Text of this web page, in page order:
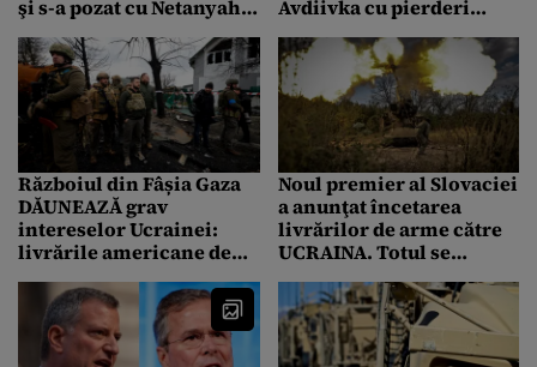
şi s-a pozat cu Netanyahu
LĂUDAT”
Avdiivka cu pierderi
distruse în două luni
Războiul din Fâșia Gaza
DĂUNEAZĂ grav
intereselor Ucrainei:
livrările americane de
30%!
Noul premier al Slovaciei
a anunţat încetarea
livrărilor de arme către
UCRAINA. Totul se
umanitar şi civil”